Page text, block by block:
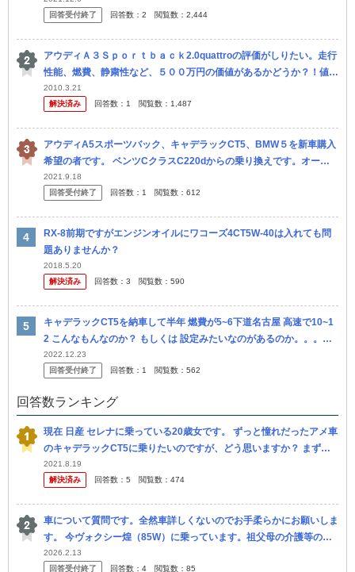
回答受付終了
回答数： 2 閲覧数： 2,444
アウディＡ３Ｓｐｏｒｔｂａｃｋ2.0quattroの評価がしりたい。走行
性能、燃費、静粛性など、５００万円の価値があるかどうか？！値引
き等も考えて、実際はどのくらいの値段になるのでしょうか ボル...
2010.3.21
解決済み
回答数： 1 閲覧数： 1,487
アウディA5スポーツバック、キャデラックCT5、BMW５を新車購入
希望の者です。 ベンツCクラスC220dからの乗り換えです。オーナ
ー様に聞きたいのですが、年間維持費ってどれぐらいかかります
か？...
2021.9.18
回答受付終了
回答数： 1 閲覧数： 612
RX-8前期ですがエンジンオイルにワコーズ4CT5W-40は入れても問
題ありませんか？
2018.5.20
解決済み
回答数： 3 閲覧数： 590
キャデラックCT5を納車して半年 燃費が5~6下道名古屋 高速で10~1
2 こんなもんなのか？ もしくは 設定みたいなのがあるのか。。。な
にか
2022.12.23
回答受付終了
回答数： 1 閲覧数： 562
回答数ランキング
現在 日産 セレナに乗っている20歳女です。 ずっと憧れだったアメ車
のキャデラックCT5に乗りたいのですが、どう思いますか？ まず、
右ハンドルに慣れてしまったのと、セレナは車の高さもあるので、...
2021.8.19
解決済み
回答数： 5 閲覧数： 474
車について質問です。全然車詳しくないのでお手柔らかにお願いしま
す。 今ヴォクシー煌（85W）に乗っています。祖父母の介護等のた
めに整備士の友人の勧めで乗っていましたが、介護が無くなったのと
2026.2.13
回答受付終了
回答数： 4 閲覧数： 85